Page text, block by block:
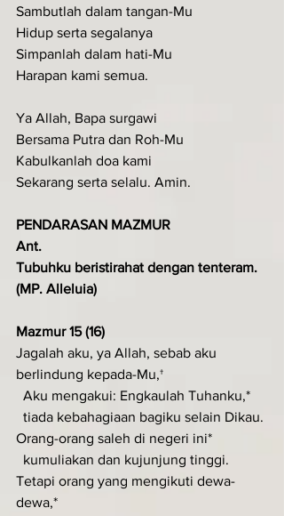
Sambutlah dalam tangan-Mu
Hidup serta segalanya
Simpanlah dalam hati-Mu
Harapan kami semua.
Ya Allah, Bapa surgawi
Bersama Putra dan Roh-Mu
Kabulkanlah doa kami
Sekarang serta selalu. Amin.
PENDARASAN MAZMUR
Ant.
Tubuhku beristirahat dengan tenteram.
(MP. Alleluia)
Mazmur 15 (16)
Jagalah aku, ya Allah, sebab aku
berlindung kepada-Mu,†
  Aku mengakui: Engkaulah Tuhanku,*
  tiada kebahagiaan bagiku selain Dikau.
Orang-orang saleh di negeri ini*
  kumuliakan dan kujunjung tinggi.
Tetapi orang yang mengikuti dewa-
dewa,*